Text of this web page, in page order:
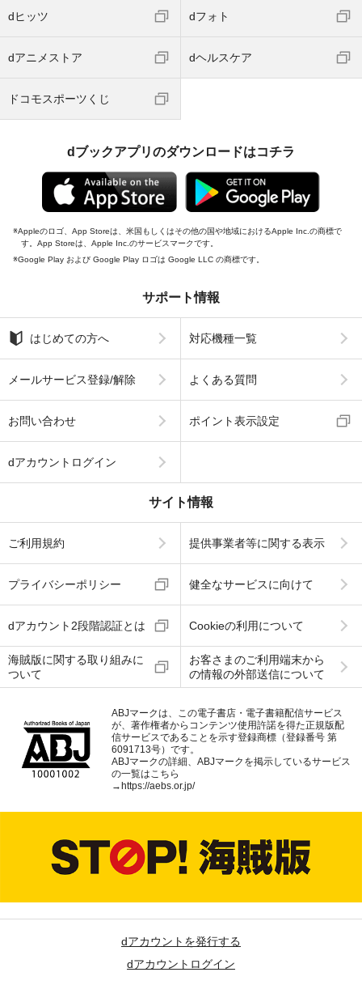
dヒッツ dフォト
dアニメストア dヘルスケア
ドコモスポーツくじ
dブックアプリのダウンロードはコチラ
Appleのロゴ、App Storeは、米国もしくはその他の国や地域におけるApple Inc.の商標で
す。App Storeは、Apple Inc.のサービスマークです。
Google Play および Google Play ロゴは Google LLC の商標です。
サポート情報
はじめての方へ 対応機種一覧
メールサービス登録/解除 よくある質問
お問い合わせ ポイント表示設定
dアカウントログイン
サイト情報
ご利用規約 提供事業者等に関する表示
プライバシーポリシー 健全なサービスに向けて
dアカウント2段階認証とは Cookieの利用について
海賊版に関する取り組みに
ついて
お客さまのご利用端末から
の情報の外部送信について
ABJマークは、この電子書店・電子書籍配信サービス
が、著作権者からコンテンツ使用許諾を得た正規版配
信サービスであることを示す登録商標（登録番号 第
6091713号）です。
ABJマークの詳細、ABJマークを掲示しているサービス
の一覧はこちら
→https://aebs.or.jp/
dアカウントを発行する
dアカウントログイン